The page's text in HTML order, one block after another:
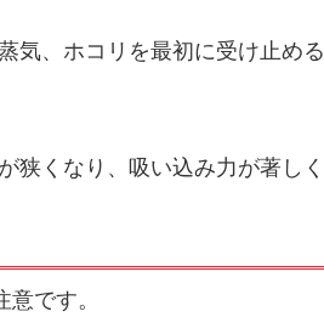
気、ホコリを最初に受け止める
狭くなり、吸い込み力が著しく
です。